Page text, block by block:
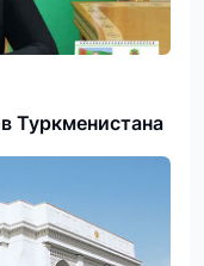
Туркменистана